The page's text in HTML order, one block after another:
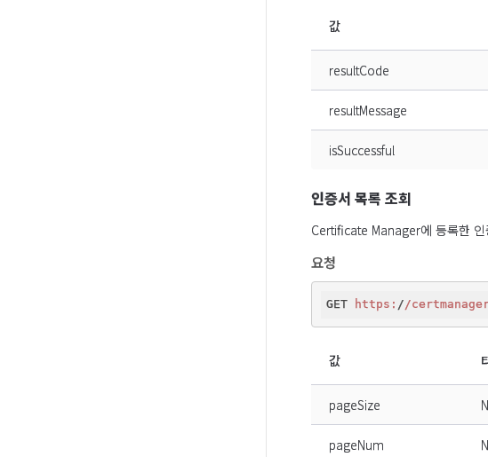
값
resultCode
resultMessage
isSuccessful
인증서 목록 조회
Certificate Manager에 등록한
요청
GET https: //
값
pageSize
pageNum